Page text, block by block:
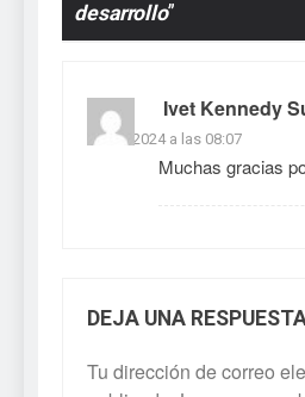
desarrollo”
Ivet Kennedy
27/08/2024 a las 08:07
Muchas gracias
DEJA UNA
Tu dirección de correo